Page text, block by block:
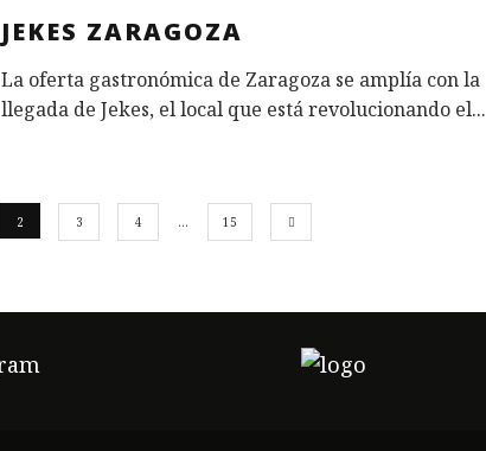
JEKES ZARAGOZA
La oferta gastronómica de Zaragoza se amplía con la
llegada de Jekes, el local que está revolucionando el...
2 3 4 … 15